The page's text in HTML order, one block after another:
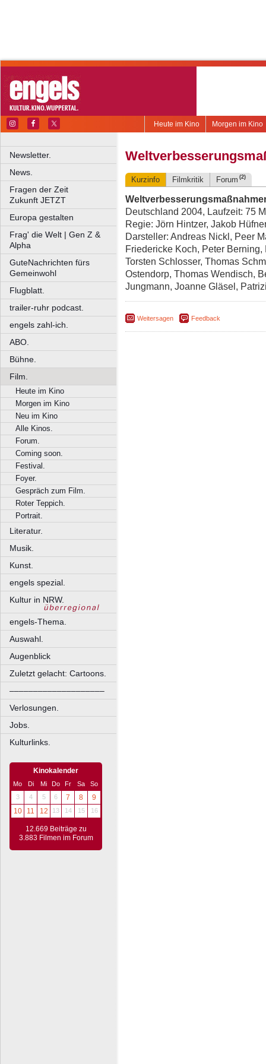
Morgen im Kino
Heute im Kino
Newsletter.
News.
Fragen der Zeit
Zukunft JETZT
Europa gestalten
Frag' die Welt | Gen Z &
Alpha
GuteNachrichten fürs
Gemeinwohl
Flugblatt.
trailer-ruhr podcast.
engels zahl-ich.
ABO.
Bühne.
Film.
Heute im Kino
Morgen im Kino
Neu im Kino
Alle Kinos.
Forum.
Coming soon.
Festival.
Foyer.
Gespräch zum Film.
Roter Teppich.
Portrait.
Literatur.
Musik.
Kunst.
engels spezial.
Kultur in NRW.
engels-Thema.
Auswahl.
Augenblick
Zuletzt gelacht: Cartoons.
––––––––––––––––––––
Verlosungen.
Jobs.
Kulturlinks.
Kinokalender
Mo Di Mi Do Fr Sa
So
3
4 5 6 7 8
9
10
11 12 13 14 15 16
12.669 Beiträge zu
3.883 Filmen im Forum
Kurzinfo Filmkritik Forum (2)
Deutschland 2004, Laufzeit: 75
Regie: Jörn Hintzer, Jakob
Darsteller: Andreas Nickl, Peer
Friedericke Koch, Peter
Torsten Schlosser, Thomas
Ostendorp, Thomas Wendisch,
Jungmann, Joanne Gläsel,
Weitersagen Feedback